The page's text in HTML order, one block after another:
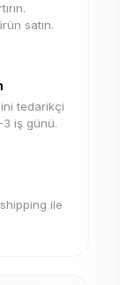
satın.
tedarikçi
iş günü.
ile